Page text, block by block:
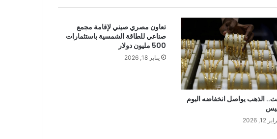
الذهب يواصل انخفاضه اليوم
2026
تعاون مصري صيني لإقامة مجمع
صناعي للطاقة الشمسية باستثمارات
500 مليون دولار
يناير 18, 2026